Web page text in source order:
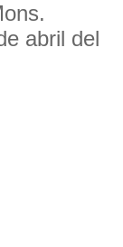
abril del